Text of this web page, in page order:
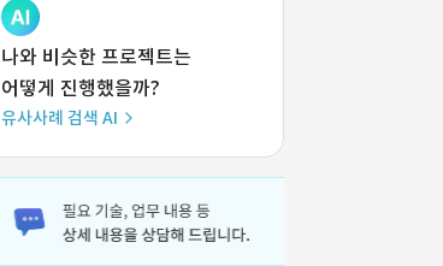
나와 비슷한 프로젝트는
어떻게 진행했을까?
유사사례 검색 AI